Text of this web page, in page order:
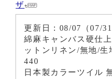
ザ
更新日：08/07（07/
綿麻キャンバス硬仕
ットンリネン/無地/生
440
日本製カラーツイル